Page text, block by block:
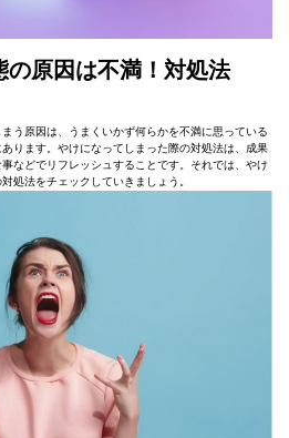
原因は不満！対処法
う原因は、うまくいかず何らかを不満に思っている
ります。やけになってしまった際の対処法は、成果
などでリフレッシュすることです。それでは、やけ
処法をチェックしていきましょう。